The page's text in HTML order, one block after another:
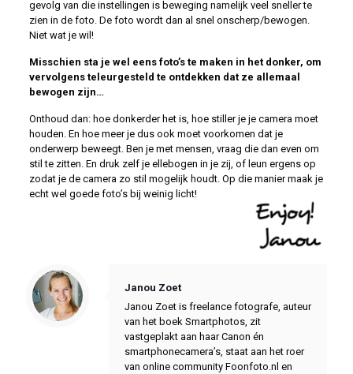
gevolg van die instellingen is beweging namelijk veel sneller te
zien in de foto. De foto wordt dan al snel onscherp/bewogen.
Niet wat je wil!
Misschien sta je wel eens foto’s te maken in het donker, om
vervolgens teleurgesteld te ontdekken dat ze allemaal
bewogen zijn…
Onthoud dan: hoe donkerder het is, hoe stiller je je camera moet
houden. En hoe meer je dus ook moet voorkomen dat je
onderwerp beweegt. Ben je met mensen, vraag die dan even om
stil te zitten. En druk zelf je ellebogen in je zij, of leun ergens op
zodat je de camera zo stil mogelijk houdt. Op die manier maak je
echt wel goede foto’s bij weinig licht!
Notice
: Trying to access array offset on value of type null in
/var/www/vhosts/foonfoto.nl/httpdocs/wp-content/themes/betheme/includes/content-single.php
on line286
Janou Zoet
Janou Zoet is freelance fotografe, auteur
van het boek Smartphotos, zit
vastgeplakt aan haar Canon én
smartphonecamera’s, staat aan het roer
van online community Foonfoto.nl en